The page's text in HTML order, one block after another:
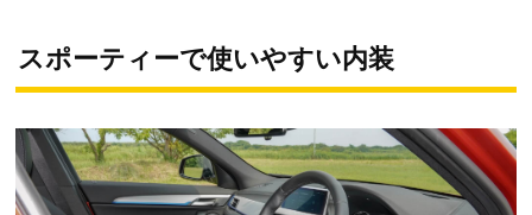
スポーティーで使いやすい内装